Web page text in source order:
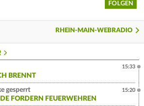
FOLGEN
RHEIN-MAIN-WEBRADIO
BRENNT
15:33
gesperrt
FORDERN FEUERWEHREN
15:20